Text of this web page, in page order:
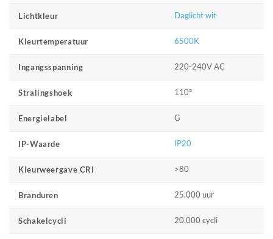
Lichtkleur Daglicht wit
Kleurtemperatuur 6500K
Ingangsspanning 220-240V AC
Stralingshoek 110°
Energielabel G
IP-Waarde IP20
Kleurweergave CRI >80
Branduren 25.000 uur
Schakelcycli 20.000 cycli